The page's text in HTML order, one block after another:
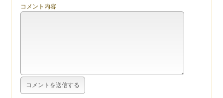
コメント内容